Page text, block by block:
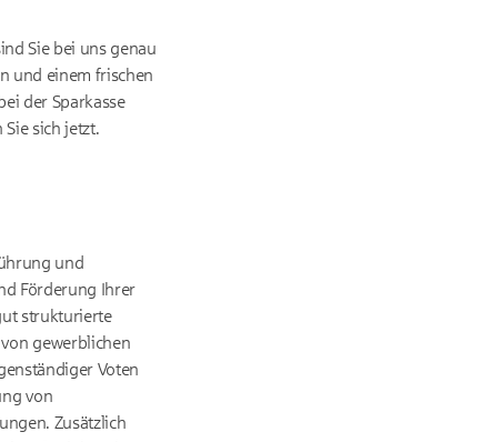
Sie bei uns genau
und einem frischen
der Sparkasse
sich jetzt.
und
Förderung Ihrer
strukturierte
gewerblichen
Voten
von
Zusätzlich